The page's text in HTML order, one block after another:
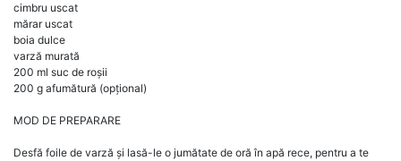
cimbru uscat
mărar uscat
boia dulce
varză murată
200 ml suc de roșii
200 g afumătură (opțional)
MOD DE PREPARARE
Desfă foile de varză și lasă-le o jumătate de oră în apă rece, pentru a te